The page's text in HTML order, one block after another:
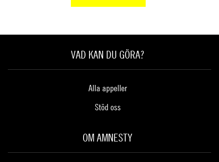
VAD KAN DU GÖRA?
Alla appeller
Stöd oss
OM AMNESTY